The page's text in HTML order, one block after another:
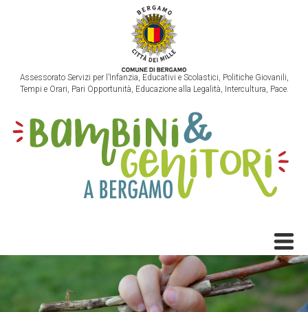
Assessorato Servizi per l’Infanzia, Educativi e Scolastici, Politiche Giovanili,
Tempi e Orari, Pari Opportunità, Educazione alla Legalità, Intercultura, Pace.